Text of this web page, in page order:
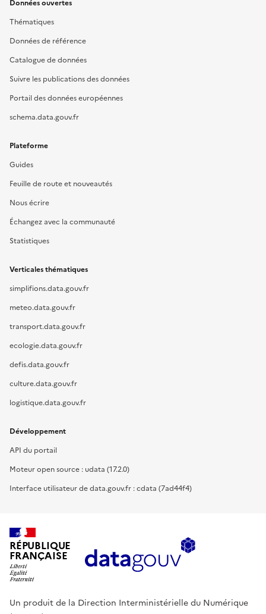
Données ouvertes
Thématiques
Données de référence
Catalogue de données
Suivre les publications des données
Portail des données européennes
schema.data.gouv.fr
Plateforme
Guides
Feuille de route et nouveautés
Nous écrire
Échangez avec la communauté
Statistiques
Verticales thématiques
simplifions.data.gouv.fr
meteo.data.gouv.fr
transport.data.gouv.fr
ecologie.data.gouv.fr
defis.data.gouv.fr
culture.data.gouv.fr
logistique.data.gouv.fr
Développement
API du portail
Moteur open source : udata (17.2.0)
Interface utilisateur de data.gouv.fr : cdata (7ad44f4)
RÉPUBLIQUE
FRANÇAISE
Un produit de la Direction Interministérielle du Numérique